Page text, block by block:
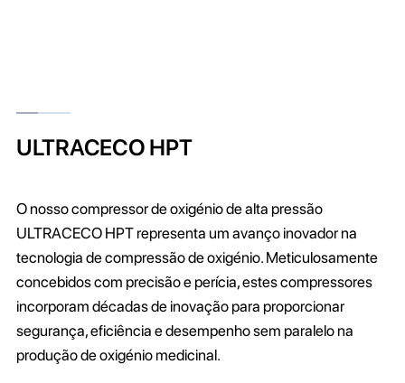
ULTRACECO HPT
O nosso compressor de oxigénio de alta pressão
ULTRACECO HPT representa um avanço inovador na
tecnologia de compressão de oxigénio. Meticulosamente
concebidos com precisão e perícia, estes compressores
incorporam décadas de inovação para proporcionar
segurança, eficiência e desempenho sem paralelo na
produção de oxigénio medicinal.